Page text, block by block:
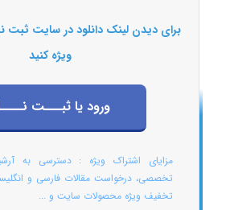
برای دیدن لینک دانلود در سایت ثبت
ویژه کنید
ورود یا ثبـــت
مزایای اشتراک ویژه : دسترسی به
تخصصی، درخواست مقالات فارسی و
تخفیف ویژه محصولات سایت و ...